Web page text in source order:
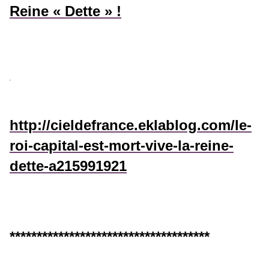
Reine « Dette » !
.
http://cieldefrance.eklablog.com/le-
roi-capital-est-mort-vive-la-reine-
dette-a215991921
*************************************